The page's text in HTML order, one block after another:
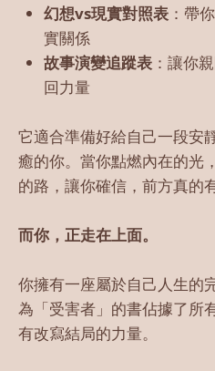
幻想vs現實對照表 ：帶
實關係
故事演變追蹤表 ：讓你
回力量
它適合準備好給自己一段安
癒的你。當你點燃內在的光
的路，讓你確信，前方真的
而你，正走在上面。
你擁有一座屬於自己人生的
為「受害者」的書佔據了所
有改寫結局的力量。